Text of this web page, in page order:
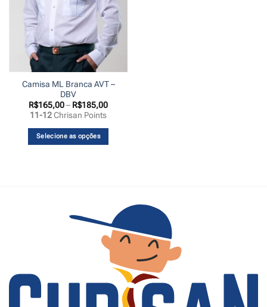
Camisa ML Branca AVT –
DBV
R$165,00– R$185,00Faixa
R$165,00
R$185,00
11-12Chrisan Points
Selecione as opções
As
opções